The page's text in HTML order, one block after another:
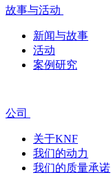
故事与活动
新闻与故事
活动
案例研究
公司
关于KNF
我们的动力
我们的质量承诺